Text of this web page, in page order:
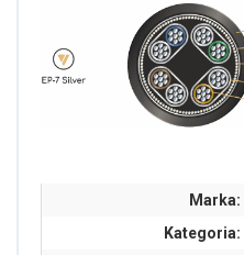
Marka:
Kategoria: